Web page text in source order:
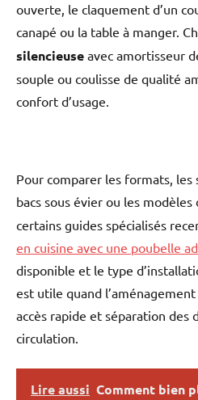
ouverte, le claquement d’un
canapé ou la table à manger.
silencieuse avec amortisseur
souple ou coulisse de qualité
confort d’usage.
Pour comparer les formats, les
bacs sous évier ou les modèles
certains guides spécialisés
en cuisine avec une poubelle
disponible et le type
est utile quand
accès rapide et séparation des
circulation.
Lire aussi Comment bien